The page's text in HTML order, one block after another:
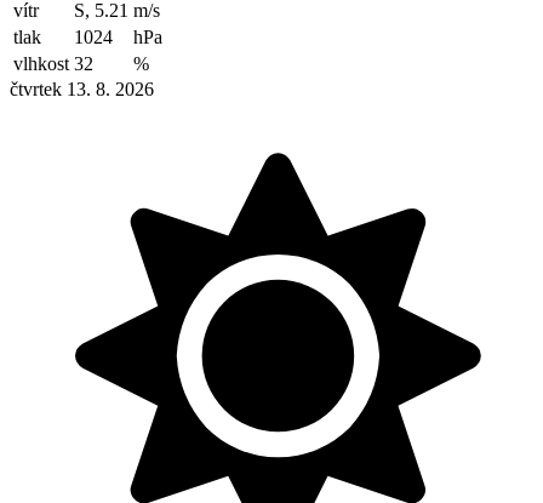
vítr
S, 5.21 m/s
tlak
1024
hPa
vlhkost 32
%
čtvrtek 13. 8. 2026